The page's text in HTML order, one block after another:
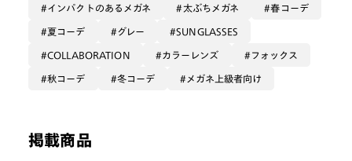
暖かくなって、シンプルにトレーナー1枚
で成立する日などに、
アクセントを持たせつつも
カラーコーディネートは簡単に』
インパクトのあるメガネ 太ぶちメガネ 春コーデ
夏コーデ グレー SUNGLASSES
COLLABORATION カラーレンズ フォックス
秋コーデ 冬コーデ メガネ上級者向け
掲載商品